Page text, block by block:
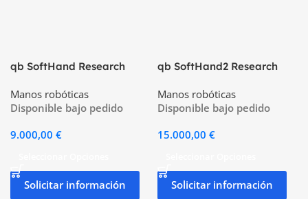
qb SoftHand Research
Manos robóticas
Disponible bajo pedido
9.000,00 €
Solicitar información
qb SoftHand2 Research
Manos robóticas
Disponible bajo pedido
15.000,00 €
Solicitar información